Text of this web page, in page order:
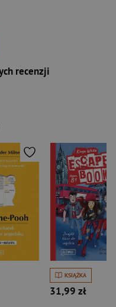
recenzji
KSIĄŻKA
31,99 zł